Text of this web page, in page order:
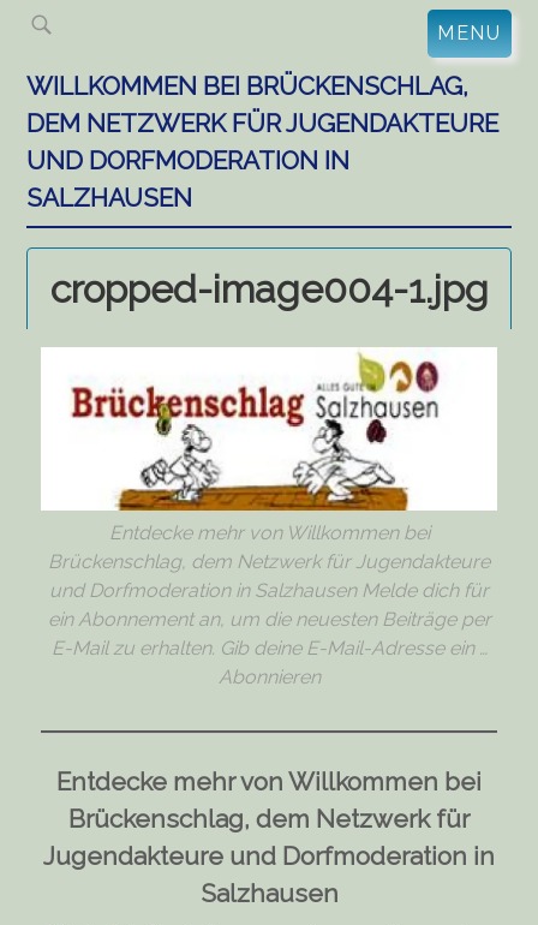
Skip
content
MENU
WILLKOMMEN BEI BRÜCKENSCHLAG,
DEM NETZWERK FÜR JUGENDAKTEURE
UND DORFMODERATION IN
SALZHAUSEN
cropped-image004-1.jpg
Entdecke mehr von Willkommen bei
Brückenschlag, dem Netzwerk für Jugendakteure
und Dorfmoderation in Salzhausen Melde dich für
ein Abonnement an, um die neuesten Beiträge per
E-Mail zu erhalten. Gib deine E-Mail-Adresse ein …
Abonnieren
Entdecke mehr von Willkommen bei
Brückenschlag, dem Netzwerk für
Jugendakteure und Dorfmoderation in
Salzhausen